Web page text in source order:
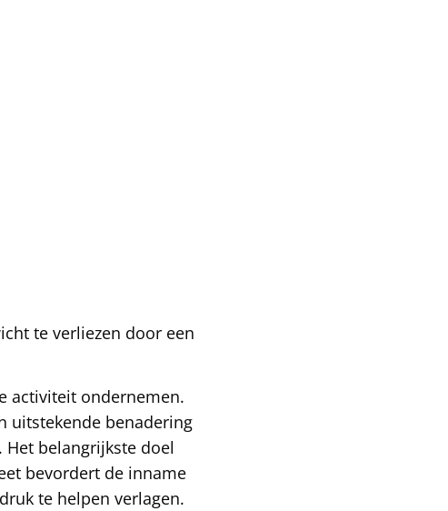
te verliezen door een
activiteit ondernemen.
uitstekende benadering
belangrijkste doel
bevordert de inname
te helpen verlagen.